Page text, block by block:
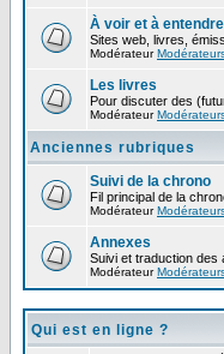
À voir et à entendre
Sites web, livres,
Modérateur
Les livres
Pour discuter des
Modérateur
Anciennes rubriques
Suivi de la chrono
Fil principal de la
Modérateur
Annexes
Suivi et traduction des
Modérateur
Qui est en ligne ?